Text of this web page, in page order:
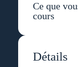
Ce que
cours
Détails